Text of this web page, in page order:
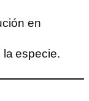
en
especie.